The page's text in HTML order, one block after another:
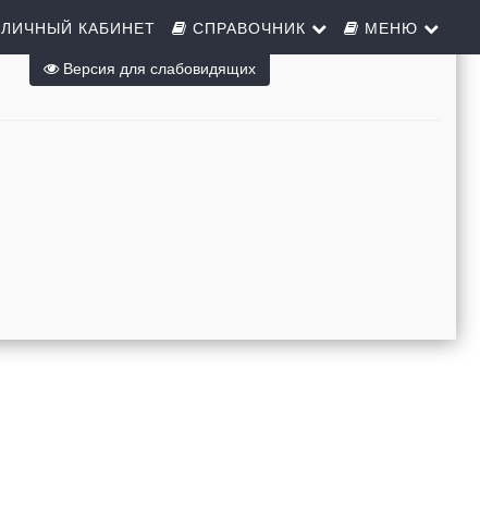
ЛИЧНЫЙ КАБИНЕТ СПРАВОЧНИК МЕНЮ
Версия для слабовидящих